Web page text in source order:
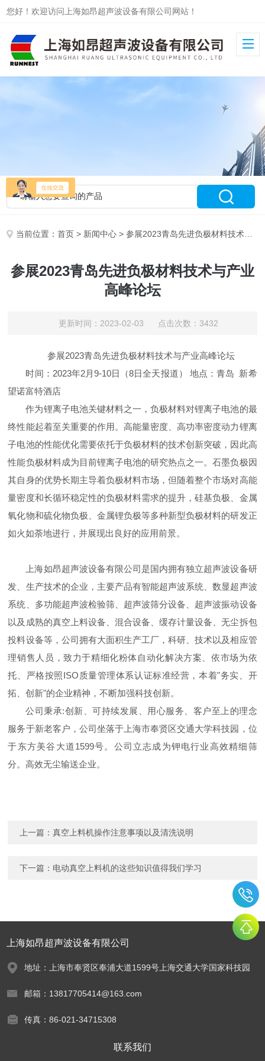
您好！欢迎访问上海如昂超声波设备有限公司网站！
当前位置：首页 > 新闻中心 > 参展2023青岛先进负极材料技术与产业高峰论坛
参展2023青岛先进负极材料技术与产业
高峰论坛
更新时间：2023-02-03 点击次数：3432
参展2023青岛先进负极材料技术与产业高峰论坛
时间：2023年2月9-10日（8日全天报道） 地点：青岛 新希
望诺富特酒店
作为锂离子电池关键材料之一，负极材料对锂离子电池的最
终性能起着至关重要的作用。高能量密度、高功率密度动力锂离
子电池的性能优化需要依托于负极材料的技术创新突破，因此高
性能负极材料成为目前锂离子电池的研究热点之一。石墨负极因
其自身的优势长期主导着负极材料市场，但随着整个市场对高能
量密度和长循环稳定性的负极材料需求的提升，硅基负极、金属
氧化物和硫化物负极、金属锂负极等多种新型负极材料的研发正
如火如荼地进行，并展现出良好的应用前景。
上海如昂超声波设备有限公司是国内拥有独立超声波设备研
发、生产技术的企业，主要产品有智能超声波系统、数显超声波
系统、多功能超声波检验筛、超声波筛分设备、超声波振动设备
以及成熟的真空上料设备、混合设备、缓存计量设备、无尘拆包
投料设备等，公司拥有大面积生产工厂，科研、技术以及相应管
理销售人员，致力于精细化粉体自动化解决方案、依市场为依
托、严格按照ISO质量管理体系认证标准经营，本着"务实、开
拓、创新"的企业精神，不断加强科技创新。
公司秉承:创新、可持续发展、用心服务、客户至上的理念
服务于新老客户，公司坐落于上海市奉贤区交通大学科技园，位
于东方美谷大道1599号。公司立志成为钾电行业高效精细筛
分。高效无尘输送企业。
上一篇：真空上料机操作注意事项以及清洗说明
下一篇： 电动真空上料机的这些知识值得我们学习
上海如昂超声波设备有限公司
地址：上海市奉贤区奉浦大道1599号上海交通大学国家科技园
邮箱：13817705414@163.com
传真：86-021-34715308
联系我们